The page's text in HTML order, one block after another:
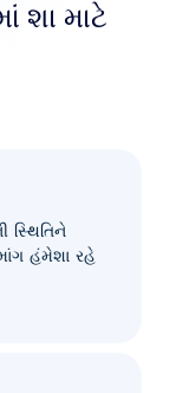
શા માટે
સ્થિતિને
માંગ હંમેશા રહે